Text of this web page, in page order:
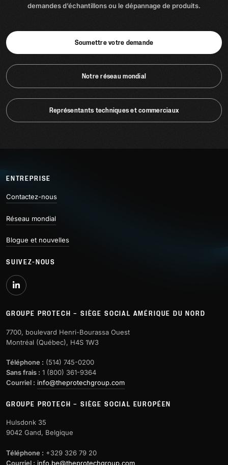
demandes d’échantillons ou le dépannage de produits.
Soumettre votre demande
Notre réseau mondial
Représentants techniques et commerciaux
ENTREPRISE
Contactez-nous
Réseau mondial
Blogue et nouvelles
SUIVEZ-NOUS
GROUPE PROTECH – SIÈGE SOCIAL AMÉRIQUE DU NORD
7700, boulevard Henri-Bourassa Ouest
Montréal (Québec), H4S 1W3
Téléphone : (514) 745-0200
Sans frais : 1 (800) 361-9364
Courriel : info@theprotechgroup.com
GROUPE PROTECH – SIÈGE SOCIAL EUROPÉEN
Hulsdonk 35
9042 Gand, Belgique
Téléphone : +329 326 79 20
Courriel : info.be@theprotechgroup.com